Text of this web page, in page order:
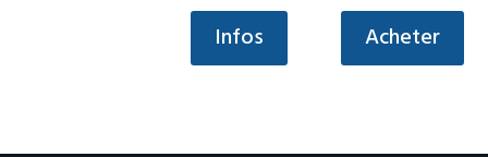
Infos Acheter